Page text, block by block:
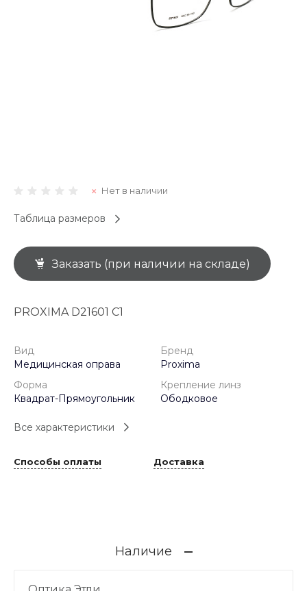
Нет в наличии
Таблица размеров
Заказать (при наличии на складе)
PROXIMA D21601 C1
Вид
Медицинская оправа
Бренд
Proxima
Форма
Квадрат-Прямоугольник
Крепление линз
Ободковое
Все характеристики
Способы оплаты Доставка
Наличие